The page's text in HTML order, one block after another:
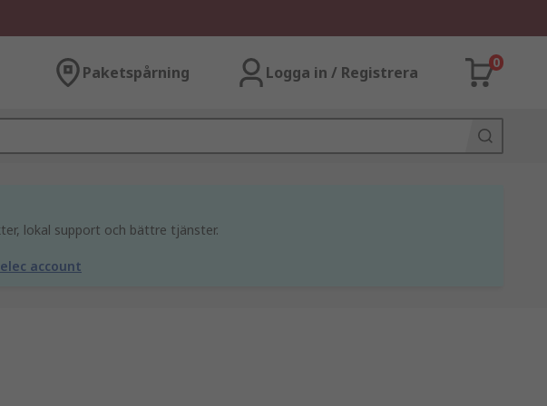
Paketspårning Logga in / Registrera
0
lokal support och bättre tjänster.
account